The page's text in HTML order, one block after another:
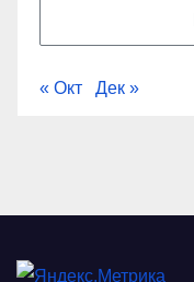
« Окт Дек »